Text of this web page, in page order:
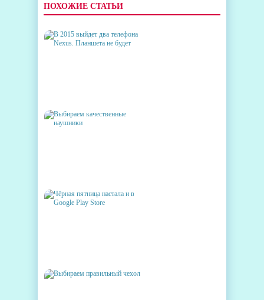
ПОХОЖИЕ СТАТЬИ